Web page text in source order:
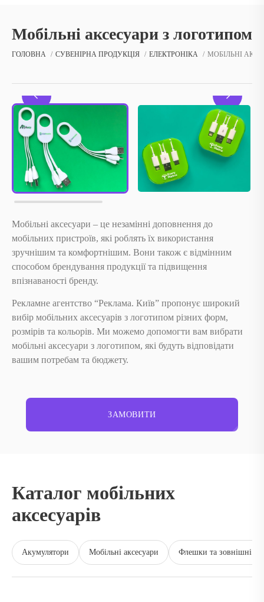
Мобільні аксесуари з логотипом
ГОЛОВНА СУВЕНІРНА ПРОДУКЦІЯ ЕЛЕКТРОНІКА МОБІЛЬНІ
Мобільні аксесуари – це незамінні доповнення до
мобільних пристроїв, які роблять їх використання
зручнішим та комфортнішим. Вони також є відмінним
способом брендування продукції та підвищення
впізнаваності бренду.
Рекламне агентство “Реклама. Київ” пропонує широкий
вибір мобільних аксесуарів з логотипом різних форм,
розмірів та кольорів. Ми можемо допомогти вам вибрати
мобільні аксесуари з логотипом, які будуть відповідати
вашим потребам та бюджету.
ЗАМОВИТИ
Каталог мобільних
аксесуарів
Акумулятори Мобільні аксесуари Флешки та зовнішні